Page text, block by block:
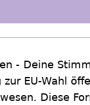
- Deine
EU-Wahl
Diese